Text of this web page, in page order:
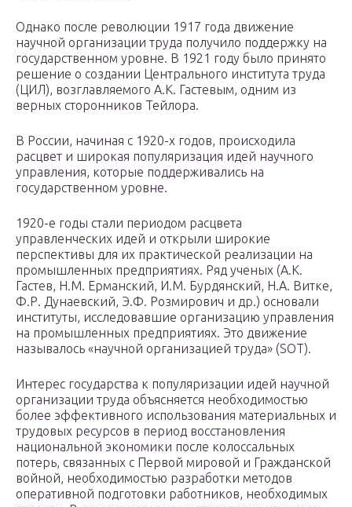
Однако после революции 1917 года движение
научной организации труда получило поддержку на
государственном уровне. В 1921 году было принято
решение о создании Центрального института труда
(ЦИЛ), возглавляемого А.К. Гастевым, одним из
верных сторонников Тейлора.
В России, начиная с 1920-х годов, происходила
расцвет и широкая популяризация идей научного
управления, которые поддерживались на
государственном уровне.
1920-е годы стали периодом расцвета
управленческих идей и открыли широкие
перспективы для их практической реализации на
промышленных предприятиях. Ряд ученых (А.К.
Гастев, Н.М. Ерманский, И.М. Бурдянский, Н.А. Витке,
Ф.Р. Дунаевский, Э.Ф. Розмирович и др.) основали
институты, исследовавшие организацию управления
на промышленных предприятиях. Это движение
называлось «научной организацией труда» (SOT).
Интерес государства к популяризации идей научной
организации труда объясняется необходимостью
более эффективного использования материальных и
трудовых ресурсов в период восстановления
национальной экономики после колоссальных
потерь, связанных с Первой мировой и Гражданской
войной, необходимостью разработки методов
оперативной подготовки работников, необходимых